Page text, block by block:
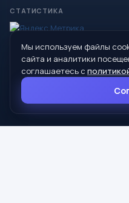
СТАТИСТИКА
© 2026 Управление
Сухой Лог
624800, Свердловская
8 (34373) 4-33-85
Мы используем файлы
сайта и аналитики
соглашаетесь с